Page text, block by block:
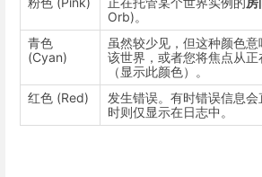
Orb)。
青色
(Cyan)
虽然较少见，但这种颜色
该世界，或者您将焦点从
（显示此颜色）。
红色 (Red)
发生错误。有时错误信息
时则仅显示在日志中。